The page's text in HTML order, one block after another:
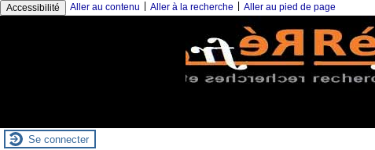
Accessibilité Aller au contenu Aller à la recherche Aller au pied de page
Se connecter